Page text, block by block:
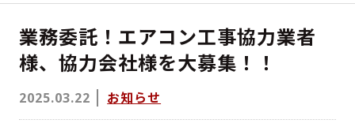
業務委託！エアコン工事協力業者
様、協力会社様を大募集！！
2025.03.22 お知らせ